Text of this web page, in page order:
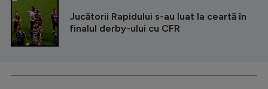
Jucătorii Rapidului s-au luat la ceartă în
finalul derby-ului cu CFR